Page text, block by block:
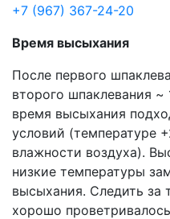
+7 (967) 367-24-20
Время высыхания
После первого
второго шпаклевания ~
время высыхания
условий (температуре
влажности воздуха).
низкие температуры
высыхания. Cледить
хорошо